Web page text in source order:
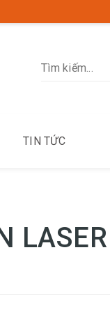
TIN TỨC
LASER